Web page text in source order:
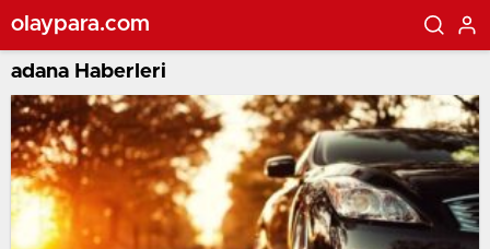
olaypara.com
adana Haberleri